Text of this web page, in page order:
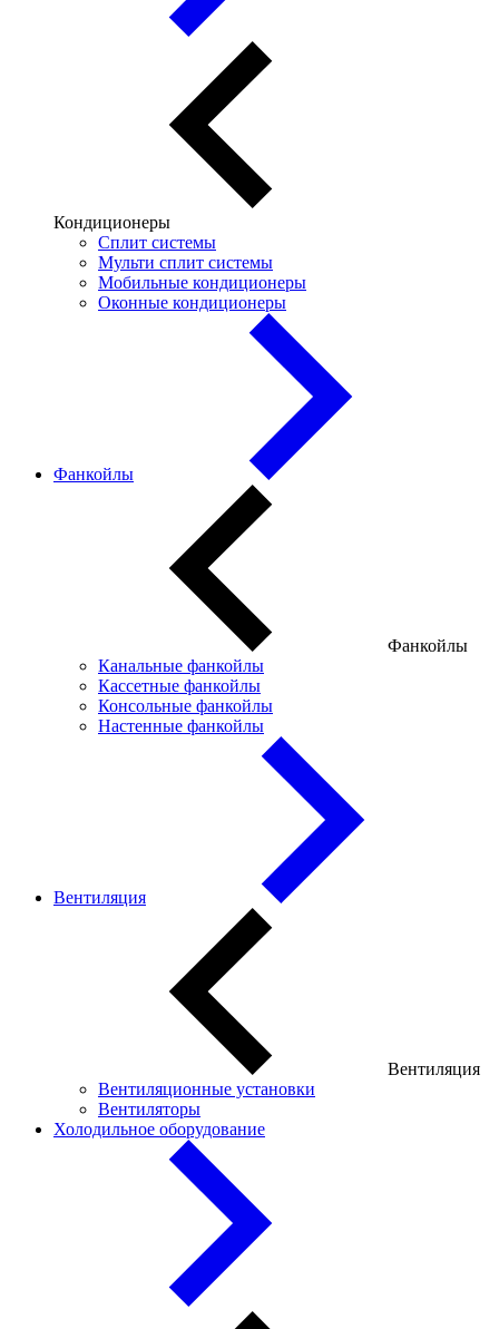
Кондиционеры
Сплит системы
Мульти сплит системы
Мобильные кондиционеры
Оконные кондиционеры
Фанкойлы
Фанкойлы
Канальные фанкойлы
Кассетные фанкойлы
Консольные фанкойлы
Настенные фанкойлы
Вентиляция
Вентиляция
Вентиляционные установки
Вентиляторы
Холодильное оборудование